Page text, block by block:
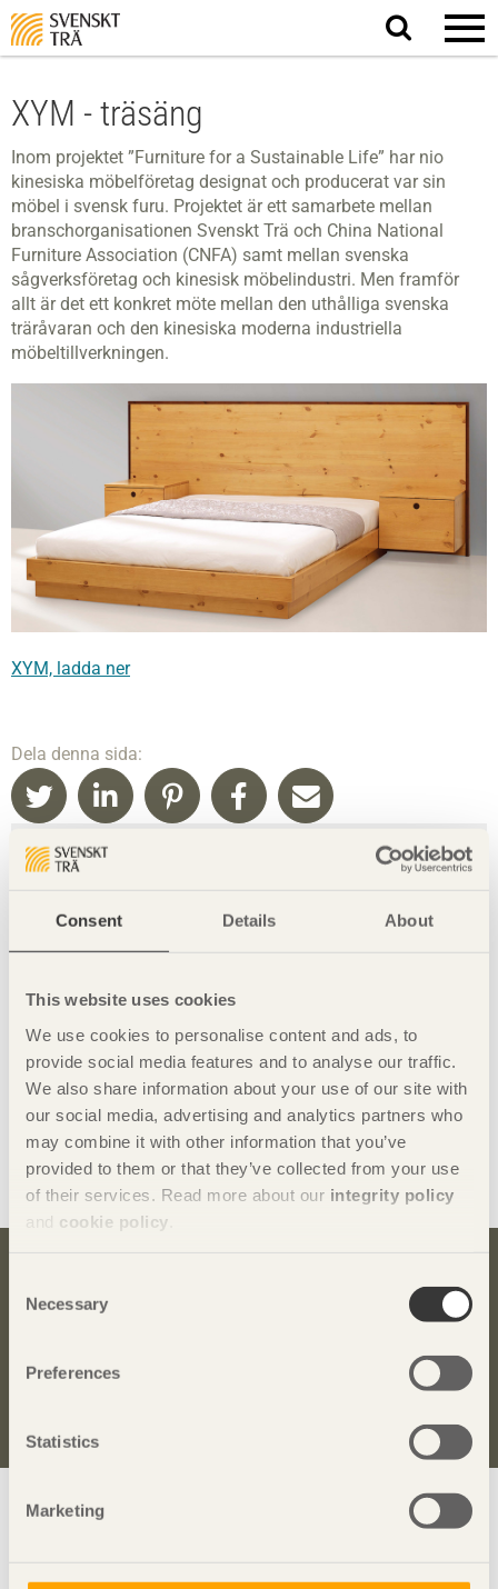
Consent Details About
This website uses cookies
We use cookies to personalise content and ads, to
provide social media features and to analyse our traffic.
We also share information about your use of our site with
our social media, advertising and analytics partners who
may combine it with other information that you’ve
provided to them or that they’ve collected from your use
of their services. Read more about our integrity policy
and cookie policy
Selection
Necessary
Preferences
Statistics
Marketing
Sök
på
XYM - träsäng
Inom projektet ”Furniture for a Sustainable Life” har nio
kinesiska möbelföretag designat och producerat var sin
möbel i svensk furu. Projektet är ett samarbete mellan
branschorganisationen Svenskt Trä och China National
Furniture Association (CNFA) samt mellan svenska
sågverksföretag och kinesisk möbelindustri. Men framför
allt är det ett konkret möte mellan den uthålliga svenska
träråvaran och den kinesiska moderna industriella
möbeltillverkningen.
XYM, ladda ner
Dela denna sida:
Läs mer
Feipeng
Free-Kingdom
Hongqi
Huari
Kintinto
Sampo
XBN
XYM
Anmäl dig här för att få information om publikationer,
Trä.